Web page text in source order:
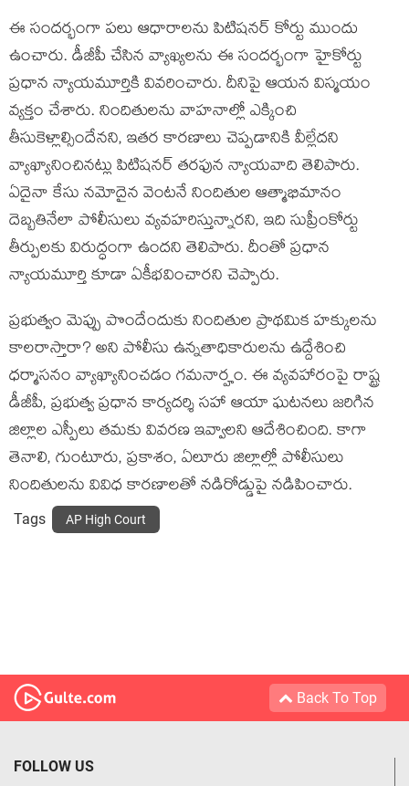
ఈ సందర్భంగా పలు ఆధారాలను పిటిషనర్ కోర్టు ముందు
ఉంచారు. డీజీపీ చేసిన వ్యాఖ్యలను ఈ సందర్భంగా హైకోర్టు
ప్రధాన న్యాయమూర్తికి వివరించారు. దీనిపై ఆయన విస్మయం
వ్యక్తం చేశారు. నిందితులను వాహనాల్లో ఎక్కించి
తీసుకెళ్లాల్సిందేనని, ఇతర కారణాలు చెప్పడానికి వీల్లేదని
వ్యాఖ్యానించినట్లు పిటిషనర్ తరఫున న్యాయవాది తెలిపారు.
ఏదైనా కేసు నమోదైన వెంటనే నిందితుల ఆత్మాభిమానం
దెబ్బతినేలా పోలీసులు వ్యవహరిస్తున్నారని, ఇది సుప్రీంకోర్టు
తీర్పులకు విరుద్ధంగా ఉందని తెలిపారు. దీంతో ప్రధాన
న్యాయమూర్తి కూడా ఏకీభవించారని చెప్పారు.
ప్రభుత్వం మెప్పు పొందేందుకు నిందితుల ప్రాథమిక హక్కులను
కాలరాస్తారా? అని పోలీసు ఉన్నతాధికారులను ఉద్దేశించి
ధర్మాసనం వ్యాఖ్యానించడం గమనార్హం. ఈ వ్యవహారంపై రాష్ట్ర
డీజీపీ, ప్రభుత్వ ప్రధాన కార్యదర్శి సహా ఆయా ఘటనలు జరిగిన
జిల్లాల ఎస్పీలు తమకు వివరణ ఇవ్వాలని ఆదేశించింది. కాగా
తెనాలి, గుంటూరు, ప్రకాశం, ఏలూరు జిల్లాల్లో పోలీసులు
నిందితులను వివిధ కారణాలతో నడిరోడ్డుపై నడిపించారు.
Tags AP High Court
Back To Top
FOLLOW US